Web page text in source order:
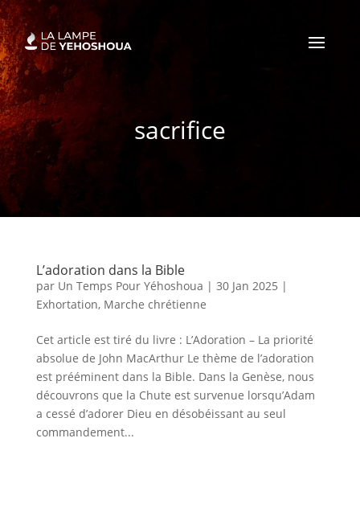
sacrifice
L’adoration dans la Bible
par Un Temps Pour Yéhoshoua | 30 Jan 2025 |
Exhortation, Marche chrétienne
Cet article est tiré du livre : L’Adoration – La priorité
absolue de John MacArthur Le thème de l’adoration
est prééminent dans la Bible. Dans la Genèse, nous
découvrons que la Chute est survenue lorsqu’Adam
a cessé d’adorer Dieu en désobéissant au seul
commandement...